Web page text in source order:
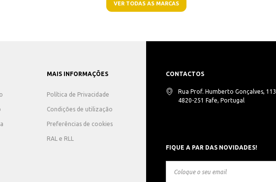
VER TODAS AS MARCAS
MAIS INFORMAÇÕES
Política de Privacidade
Condições de utilização
Preferências de cookies
RAL e RLL
CONTACTOS
Rua Prof. Humberto Gonçalves, 113
4820-251 Fafe, Portugal
FIQUE A PAR DAS NOVIDADES!